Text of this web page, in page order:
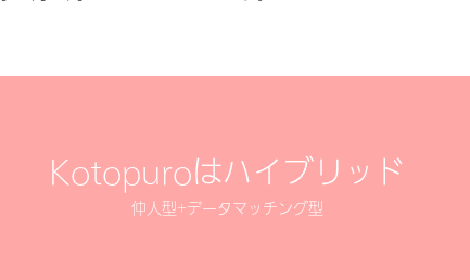
Kotopuroはハイブリッド
仲人型+データマッチング型